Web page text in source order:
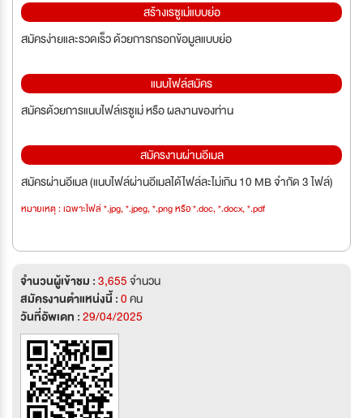
สร้างเรซูเม่แบบย่อ
สมัครง่ายและรวดเร็ว ด้วยการกรอกข้อมูลแบบย่อ
แนบไฟล์สมัคร
สมัครด้วยการแนบไฟล์เรซูเม่ หรือ ผลงานของท่าน
สมัครงานผ่านอีเมล
สมัครผ่านอีเมล (แนบไฟล์ผ่านอีเมลได้ไฟล์ละไม่เกิน 10 MB จำกัด 3 ไฟล์)
หมายเหตุ : เฉพาะไฟล์ *.jpg, *.jpeg, *.png หรือ *.doc, *.docx, *.pdf
จำนวนผู้เข้าชม :3,655จำนวน
สมัครงานตำแหน่งนี้ :0คน
วันที่อัพเดท :29/04/2025